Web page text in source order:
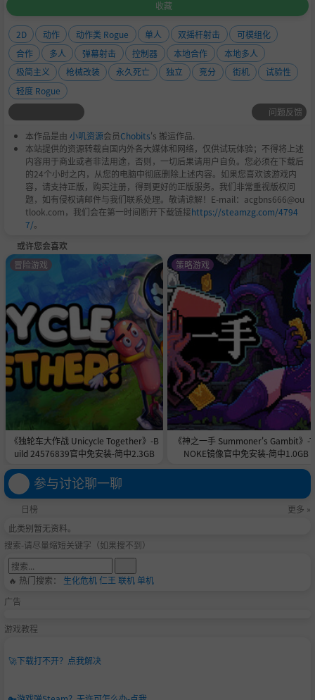
收藏
2D 动作 动作类 Rogue 单人 双摇杆射击
可模组化
合作
多人 弹幕射击 控制器 本地合作
本地多人
极简主义
枪械改装 永久死亡 独立 竞分 街机
试验性
轻度 Rogue
问题反馈
本作品是由 小叽资源会员Chobits's 搬运作品.
本站提供的资源转载自国内外各大媒体和网络，仅供试玩体验；不得将上述
内容用于商业或者非法用途，否则，一切后果请用户自负。您必须在下载后
的24个小时之内，从您的电脑中彻底删除上述内容。如果您喜欢该游戏内
容，请支持正版，购买注册，得到更好的正版服务。我们非常重视版权问
题，如有侵权请邮件与我们联系处理。敬请谅解！E-mail：acgbns666@ou
tlook.com，我们会在第一时间断开下载链接https://steamzg.com/4794
7/。
或许您会喜欢
《独轮车大作战 Unicycle Together》-B
uild 24576839官中免安装-简中2.3GB
冒险游戏
《神之一手 Summoner's Gambit》-
NOKE镜像官中免安装-简中1.0GB
策略游戏
参与讨论聊一聊
日榜
更多 »
此类别暂无资料。
搜索-请尽量缩短关键字（如果搜不到）
🔥 热门搜索： 生化危机仁王联机单机
广告
游戏教程
🚀下载打不开？点我解决